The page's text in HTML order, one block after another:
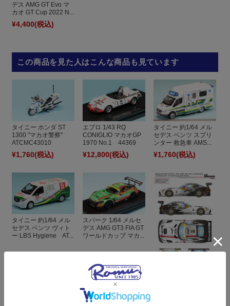
デス AMG GT Evo マ
カオ GT Cup 2022 N...
¥4,400(税込)
この商品を見た人はこんな商品も見ています
タイニー ホンダ ST
1300 "マカオ警察"
ATCMC43010
¥1,760(税込)
エブロ 1/43 RQ
CONIGLIO マカオGP
1970 No.1 44369
¥12,800(税込)
タイニー 約1/64 メル
セデス ベンツ スプリ
ンター 救急車 AMS...
¥1,760(税込)
タイニー 約1/64 メル
セデス ベンツ ヴィト
ー LBS Hygiene AT...
スパーク 1/64 メルセ
デス AMG GT3 FIA GT
ワールドカップ マカ...
¥1,540(税込)